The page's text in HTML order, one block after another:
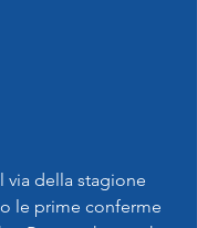
della stagione
le prime conferme